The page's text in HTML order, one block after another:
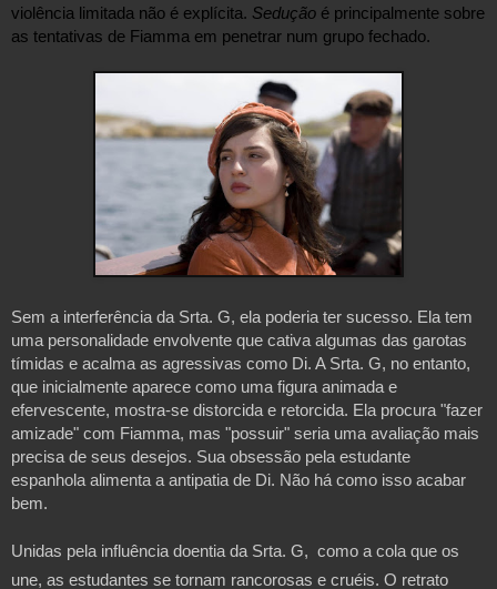
violência limitada não é explícita. Sedução é principalmente sobre
as tentativas de Fiamma em penetrar num grupo fechado.
Sem a interferência da Srta. G, ela poderia ter sucesso. Ela tem
uma personalidade envolvente que cativa algumas das garotas
tímidas e acalma as agressivas como Di. A Srta. G, no entanto,
que inicialmente aparece como uma figura animada e
efervescente, mostra-se distorcida e retorcida. Ela procura "fazer
amizade" com Fiamma, mas "possuir" seria uma avaliação mais
precisa de seus desejos. Sua obsessão pela estudante
espanhola alimenta a antipatia de Di. Não há como isso acabar
bem.
Unidas pela influência doentia da Srta. G,  como a cola que os
une, as estudantes se tornam rancorosas e cruéis. O retrato